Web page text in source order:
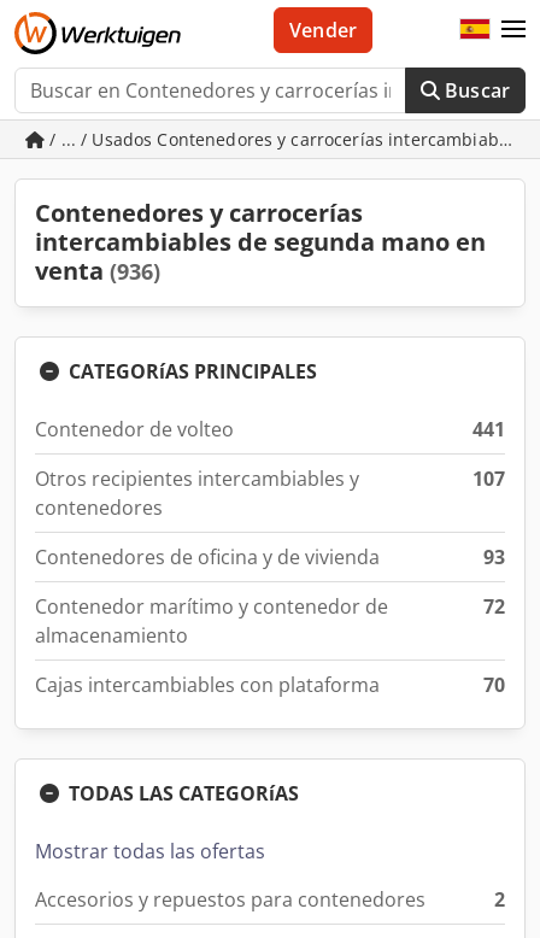
Buscar
Vender
/ ... / Usados Contenedores y carrocerías intercambiables
Contenedores y carrocerías
intercambiables de segunda mano en
venta (936)
CATEGORíAS PRINCIPALES
Contenedor de volteo
441
Otros recipientes intercambiables y
contenedores
107
Contenedores de oficina y de vivienda
93
Contenedor marítimo y contenedor de
almacenamiento
72
Cajas intercambiables con plataforma 70
TODAS LAS CATEGORíAS
Mostrar todas las ofertas
Accesorios y repuestos para contenedores
2